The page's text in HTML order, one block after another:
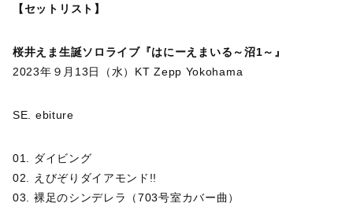
【セットリスト】
桜井えま生誕ソロライブ『はにーえまいる～沼1～』
2023年９月13日（水）KT Zepp Yokohama
SE. ebiture
01. ダイビング
02. えびぞりダイアモンド!!
03. 裸足のシンデレラ（703号室カバー曲）